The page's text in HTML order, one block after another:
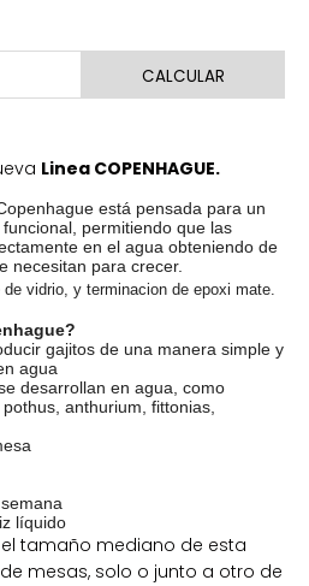
CALCULAR
Linea COPENHAGUE.
está pensada para un
permitiendo que las
en el agua obteniendo de
necesitan para crecer.
vidrio, y terminacion de epoxi mate.
gajitos de una manera simple y
agua
desarrollan en agua, como
anthurium, fittonias,
líquido
tamaño mediano de esta
mesas, solo o junto a otro de